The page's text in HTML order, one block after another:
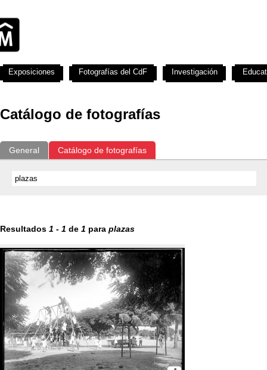
Catálogo de fotografías
General Catálogo de fotografías
Resultados 1 - 1 de 1 para plazas
Exposiciones Fotografías del CdF Investigación